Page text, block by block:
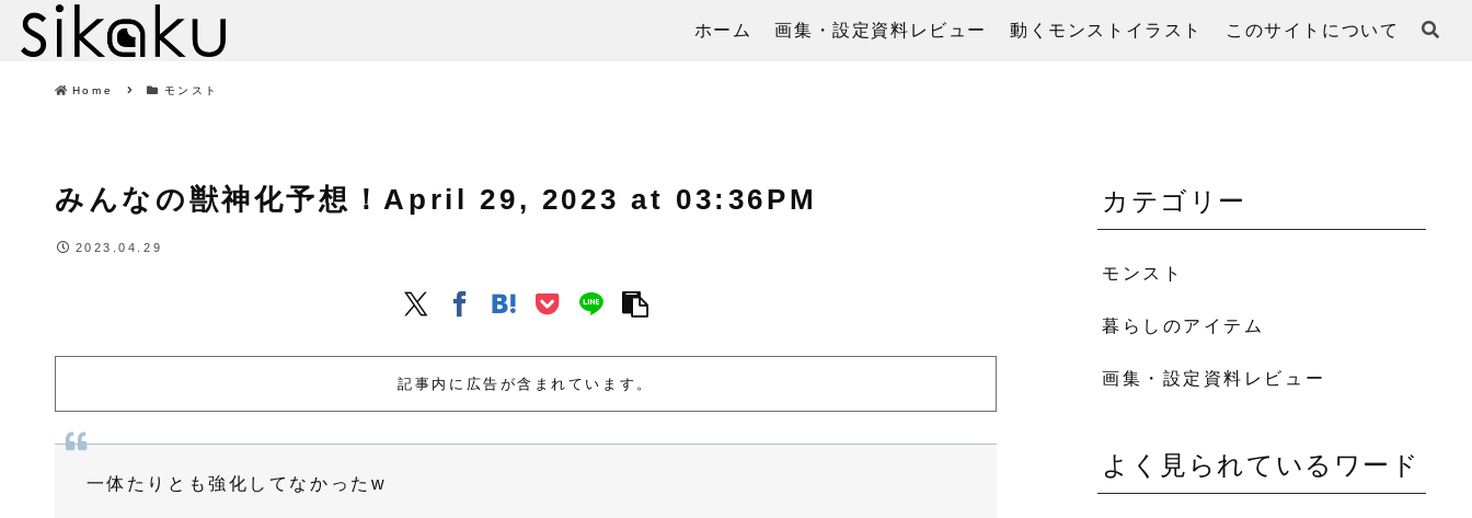
ホーム 画集・設定資料レビュー 動くモンストイラスト このサイトについて
Home モンスト
みんなの獣神化予想！April 29, 2023 at 03:36PM
2023.04.29
記事内に広告が含まれています。
一体たりとも強化してなかったw
カテゴリー
モンスト
暮らしのアイテム
画集・設定資料レビュー
よく見られているワード